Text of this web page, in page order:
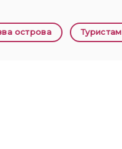
острова Туристам